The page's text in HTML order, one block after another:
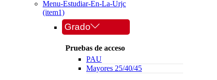
Menu-Estudiar-En-La-Urjc
(item1)
Grado
Pruebas de acceso
PAU
Mayores 25/40/45